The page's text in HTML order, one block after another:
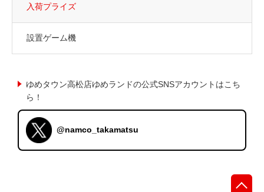
入荷プライズ
設置ゲーム機
ゆめタウン高松店ゆめランドの公式SNSアカウントはこち
ら！
@namco_takamatsu